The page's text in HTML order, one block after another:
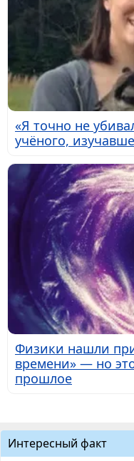
«Я точно не
учёного,
Физики нашли
времени» — но
прошлое
Интересный факт